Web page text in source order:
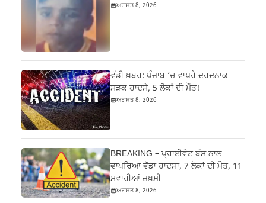
ਅਗਸਤ 8, 2026
ਵੱਡੀ ਖ਼ਬਰ: ਪੰਜਾਬ ‘ਚ ਵਾਪਰੇ ਦਰਦਨਾਕ
ਸੜਕ ਹਾਦਸੇ, 5 ਲੋਕਾਂ ਦੀ ਮੌਤ!
ਅਗਸਤ 8, 2026
BREAKING – ਪ੍ਰਾਈਵੇਟ ਬੱਸ ਨਾਲ
ਵਾਪਰਿਆ ਵੱਡਾ ਹਾਦਸਾ, 7 ਲੋਕਾਂ ਦੀ ਮੌਤ, 11
ਸਵਾਰੀਆਂ ਜ਼ਖ਼ਮੀ
ਅਗਸਤ 8, 2026